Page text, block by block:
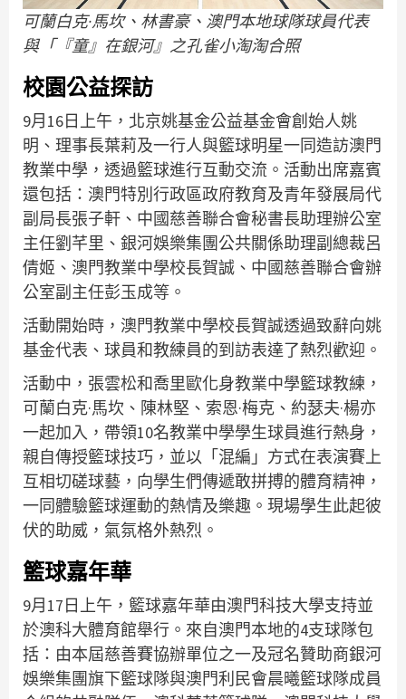
可蘭白克·馬坎、林書豪、澳門本地球隊球員代表
與「『童』在銀河』之孔雀小淘淘合照
校園公益探訪
9月16日上午，北京姚基金公益基金會創始人姚
明、理事長葉莉及一行人與籃球明星一同造訪澳門
教業中學，透過籃球進行互動交流。活動出席嘉賓
還包括：澳門特別行政區政府教育及青年發展局代
副局長張子軒、中國慈善聯合會秘書長助理辦公室
主任劉芊里、銀河娛樂集團公共關係助理副總裁呂
倩姬、澳門教業中學校長賀誠、中國慈善聯合會辦
公室副主任彭玉成等。
活動開始時，澳門教業中學校長賀誠透過致辭向姚
基金代表、球員和教練員的到訪表達了熱烈歡迎。
活動中，張雲松和喬里歐化身教業中學籃球教練，
可蘭白克·馬坎、陳林堅、索恩·梅克、約瑟夫·楊亦
一起加入，帶領10名教業中學學生球員進行熱身，
親自傳授籃球技巧，並以「混編」方式在表演賽上
互相切磋球藝，向學生們傳遞敢拼搏的體育精神，
一同體驗籃球運動的熱情及樂趣。現場學生此起彼
伏的助威，氣氛格外熱烈。
籃球嘉年華
9月17日上午，籃球嘉年華由澳門科技大學支持並
於澳科大體育館舉行。來自澳門本地的4支球隊包
括：由本屆慈善賽協辦單位之一及冠名贊助商銀河
娛樂集團旗下籃球隊與澳門利民會晨曦籃球隊成員